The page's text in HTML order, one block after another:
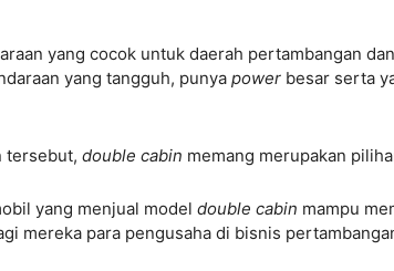
yang cocok untuk daerah pertambangan
yang tangguh, punya power besar serta
tersebut, double cabin memang merupakan
yang menjual model double cabin mampu
mereka para pengusaha di bisnis